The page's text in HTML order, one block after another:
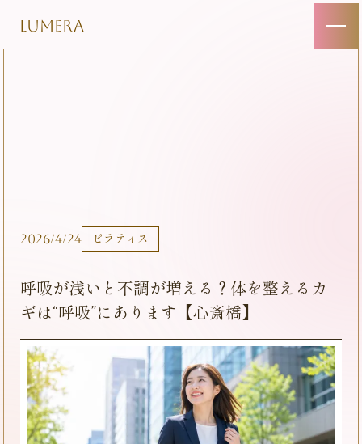
LUMERA
2026/4/24 ピラティス
呼吸が浅いと不調が増える？体を整えるカ
ギは“呼吸”にあります【心斎橋】